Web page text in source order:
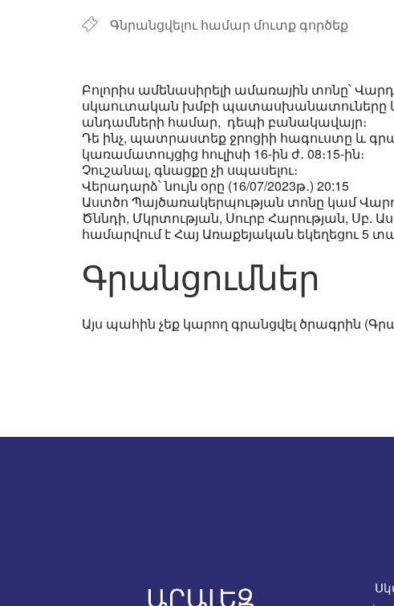
Գնրանցվելու համար մուտք գործեք
Բոլորիս ամենասիրելի ամառային տոնը՝
սկաուտական խմբի պատասխանատուները
անդամների համար, դեպի բանակավայր։
Դե ինչ, պատրաստեք ջրոցիի հագուստը և
կառամատույցից հուլիսի 16-ին ժ․ 08։15-ին։
Չուշանալ, գնացքը չի սպասելու։
Վերադարձ՝ նույն օրը (16/07/2023թ․) 20:15
Աստծո Պայծառակերպության տոնը կամ
Ծննդի, Մկրտության, Սուրբ Հարության,
համարվում է Հայ Առաքեյական եկեղեցու 5
Գրանցումներ
Այս պահին չեք կարող գրանցվել ծրագրին